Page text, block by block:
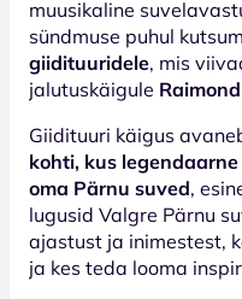
muusikaline
sündmuse puhul
giidituuridele, mis
jalutuskäigule
Giidituuri käigus
kohti, kus
oma Pärnu suved,
lugusid Valgre Pärnu
ajastust ja inimestest,
ja kes teda looma